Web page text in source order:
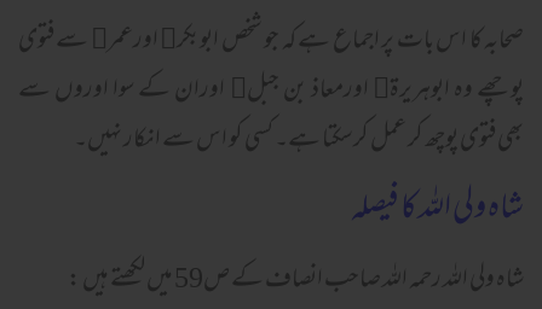
صحابہ کا اس بات پر اجماع ہے کہ جو شخص ابوبکر﷜ اورعمر﷜ سے فتوی
پوچھے وہ ابوہریرۃ﷜ اورمعاذ بن جبل﷜ اوران کے سوا اوروں سے
بھی فتوی پوچھ کر عمل کرسکتا ہے۔ کسی کو اس سے انکار نہیں۔
شاہ ولی اللہ کا فیصلہ
شاہ ولی اللہ رحمہ اللہ صاحب انصاف کے ص59 میں لکھتے ہیں :